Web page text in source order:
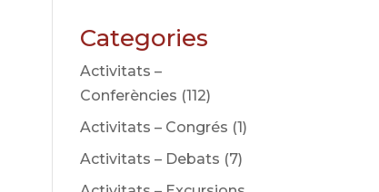
Categories
Activitats –
Conferències (112)
Activitats – Congrés (1)
Activitats – Debats (7)